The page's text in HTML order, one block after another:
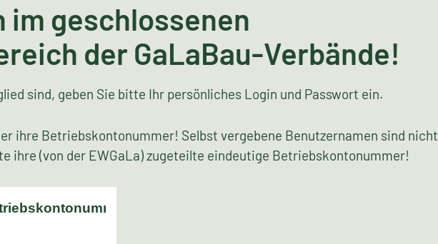
im geschlossenen
der GaLaBau-Verbände!
sind, geben Sie bitte Ihr persönliches Login und Passwort ein.
ihre Betriebskontonummer! Selbst vergebene Benutzernamen sind nicht
ihre (von der EWGaLa) zugeteilte eindeutige Betriebskontonummer!